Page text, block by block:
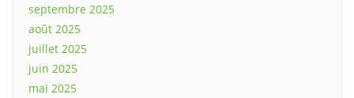
septembre 2025
août 2025
juillet 2025
juin 2025
mai 2025